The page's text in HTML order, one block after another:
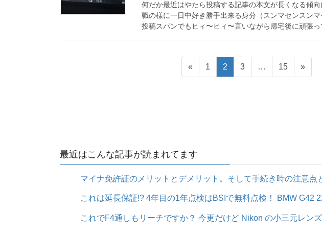
何だか最近はやたら投稿する記事の本文が長くなる傾
職の様に一日中好き勝手出来る身分（スンマセンスン
投稿スパンでもヒィ〜ヒィ〜言いながら帰宅後に頑張
ー
シ
«
固
定
1
固
定
2
固
定
3 …
固
定
15 »
最近はこんな記事が読まれてます
マイナ免許証のメリットとデメリット。そして手続き時の注意点
これは延長保証!? 4年目の1年点検はBSIで無料点検！ BMW G42
これでF4通しもリーチですか？ 今更だけど Nikon の小三元レン